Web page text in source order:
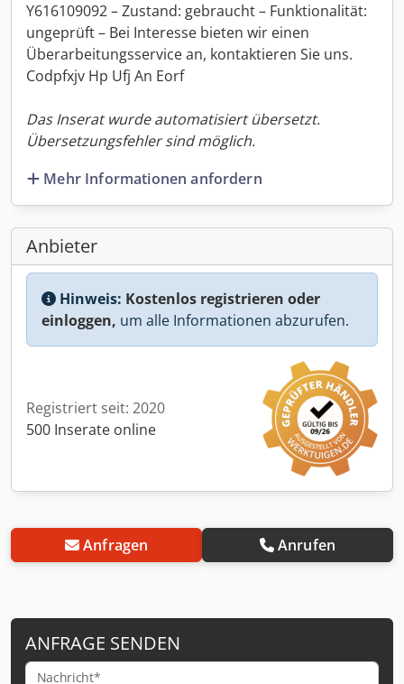
Y616109092 – Zustand: gebraucht – Funktionalität:
ungeprüft – Bei Interesse bieten wir einen
Überarbeitungsservice an, kontaktieren Sie uns.
Codpfxjv Hp Ufj An Eorf
Das Inserat wurde automatisiert übersetzt.
Übersetzungsfehler sind möglich.
Mehr Informationen anfordern
Anbieter
Hinweis: Kostenlos registrieren oder
einloggen, um alle Informationen abzurufen.
Registriert seit: 2020
500 Inserate online
Anfragen Anrufen
ANFRAGE SENDEN
Nachricht*